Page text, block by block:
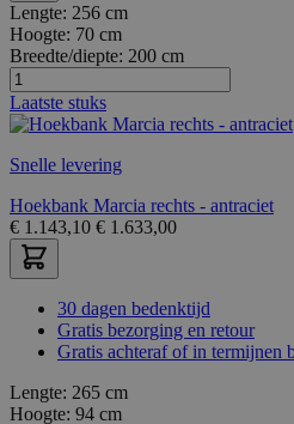
Lengte: 256 cm
Hoogte: 70 cm
Breedte/diepte: 200 cm
Laatste stuks
Snelle levering
Hoekbank Marcia rechts - antraciet
€ 1.143,10 € 1.633,00
30 dagen bedenktijd
Gratis bezorging en retour
Gratis achteraf of in termijnen
Lengte: 265 cm
Hoogte: 94 cm